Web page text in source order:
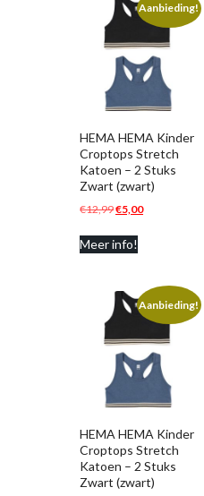
Aanbieding!
HEMA HEMA Kinder
Croptops Stretch
Katoen – 2 Stuks
Zwart (zwart)
€12,99Oorspronkelijke
was:
€5,00Huidige
Meer info!
Aanbieding!
HEMA HEMA Kinder
Croptops Stretch
Katoen – 2 Stuks
Zwart (zwart)